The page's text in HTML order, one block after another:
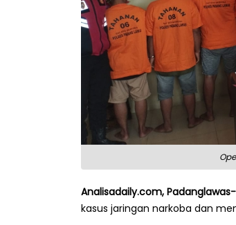
Analisadaily.com, Padanglawas-
kasus jaringan narkoba dan